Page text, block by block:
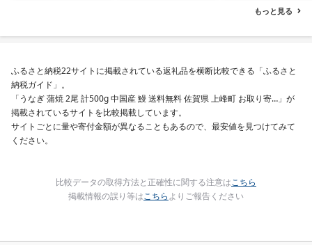
もっと見る
ふるさと納税22サイトに掲載されている返礼品を横断比較できる「ふるさと
納税ガイド」。
「うなぎ 蒲焼 2尾 計500g 中国産 鰻 送料無料 佐賀県 上峰町 お取り寄…」が
掲載されているサイトを比較掲載しています。
サイトごとに量や寄付金額が異なることもあるので、最安値を見つけてみて
ください。
比較データの取得方法と正確性に関する注意はこちら
掲載情報の誤り等はこちらよりご報告ください